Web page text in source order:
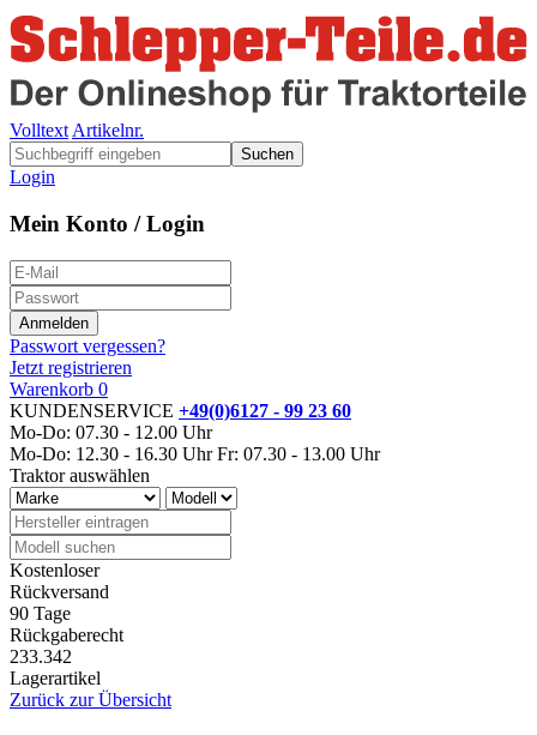
Volltext Artikelnr.
Suchen
Login
Mein Konto / Login
Passwort vergessen?
Jetzt registrieren
Warenkorb 0
KUNDENSERVICE +49(0)6127 - 99 23 60
Mo-Do: 07.30 - 12.00 Uhr
Mo-Do: 12.30 - 16.30 Uhr Fr: 07.30 - 13.00 Uhr
Traktor auswählen
Kostenloser
Rückversand
90 Tage
Rückgaberecht
233.342
Lagerartikel
Zurück zur Übersicht